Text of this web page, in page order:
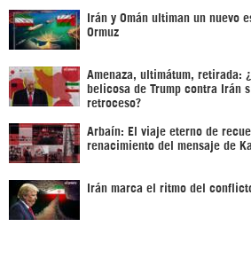
Irán y Omán ultiman un nuevo
Ormuz
Amenaza, ultimátum, retirada:
belicosa de Trump contra Irán
retroceso?
Arbaín: El viaje eterno de
renacimiento del mensaje de
Irán marca el ritmo del